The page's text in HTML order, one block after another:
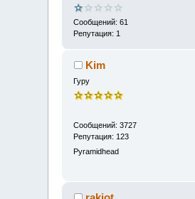
Сообщений: 61
Репутация: 1
Kim
Гуру
Сообщений: 3727
Репутация: 123
Pyramidhead